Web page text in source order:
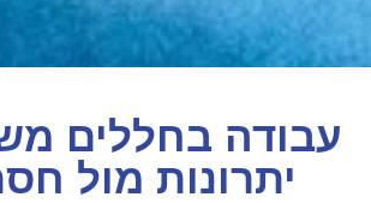
עבודה בחללים
יתרונות מול